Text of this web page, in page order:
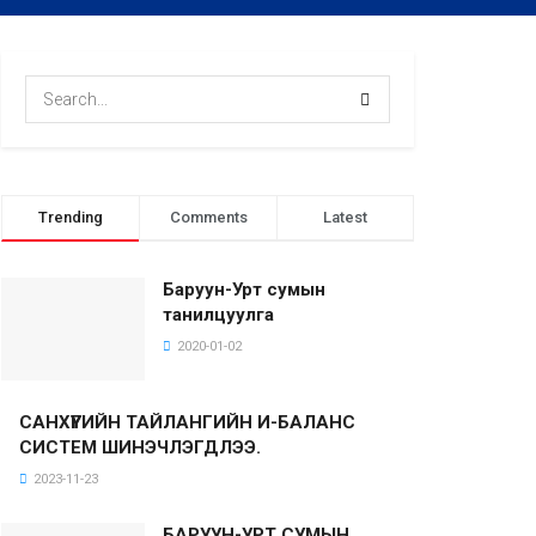
Trending Comments Latest
Баруун-Урт сумын
танилцуулга
2020-01-02
САНХҮҮГИЙН ТАЙЛАНГИЙН И-БАЛАНС
СИСТЕМ ШИНЭЧЛЭГДЛЭЭ.
2023-11-23